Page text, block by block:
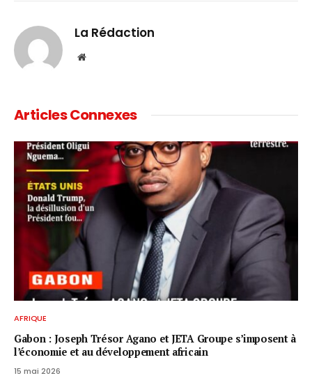
La Rédaction
Website
Articles Connexes
AFRIQUE
Gabon : Joseph Trésor Agano et JETA Groupe s’imposent à
l’économie et au développement africain
15 mai 2026